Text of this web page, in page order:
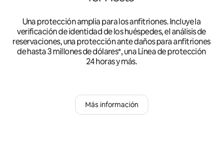
Una protección amplia para los anfitriones. Incluye la
verificación de identidad de los huéspedes, el análisis de
reservaciones, una protección ante daños para anfitriones
de hasta 3 millones de dólares*, una Línea de protección
24 horas y más.
Más información